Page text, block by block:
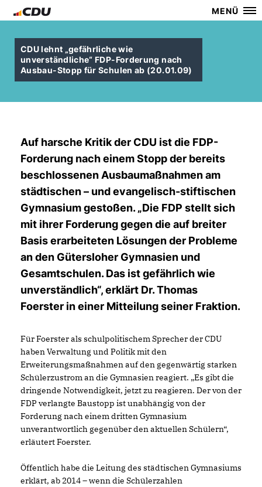
MENÜ
CDU lehnt „gefährliche wie
unverständliche“ FDP-Forderung nach
Ausbau-Stopp für Schulen ab (20.01.09)
Auf harsche Kritik der CDU ist die FDP-
Forderung nach einem Stopp der bereits
beschlossenen Ausbaumaßnahmen am
städtischen – und evangelisch-stiftischen
Gymnasium gestoßen. „Die FDP stellt sich
mit ihrer Forderung gegen die auf breiter
Basis erarbeiteten Lösungen der Probleme
an den Gütersloher Gymnasien und
Gesamtschulen. Das ist gefährlich wie
unverständlich“, erklärt Dr. Thomas
Foerster in einer Mitteilung seiner Fraktion.
Für Foerster als schulpolitischem Sprecher der CDU
haben Verwaltung und Politik mit den
Erweiterungsmaßnahmen auf den gegenwärtig starken
Schülerzustrom an die Gymnasien reagiert. „Es gibt die
dringende Notwendigkeit, jetzt zu reagieren. Der von der
FDP verlangte Baustopp ist unabhängig von der
Forderung nach einem dritten Gymnasium
unverantwortlich gegenüber den aktuellen Schülern“,
erläutert Foerster.
Öffentlich habe die Leitung des städtischen Gymnasiums
erklärt, ab 2014 – wenn die Schülerzahlen